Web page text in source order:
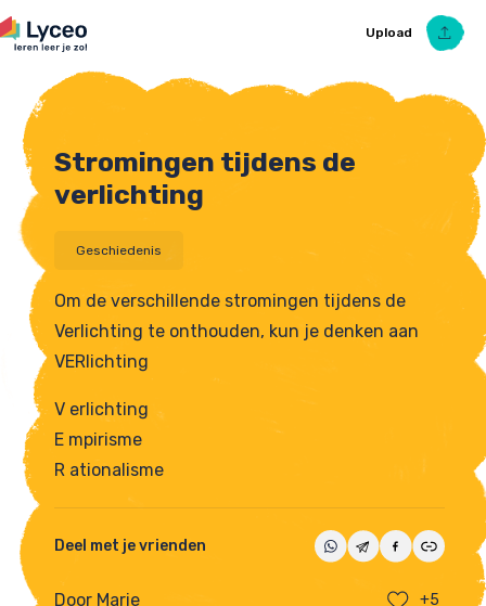
Upload
Upload Ezelsbruggetje
Stromingen tijdens de
verlichting
Geschiedenis
Om de verschillende stromingen tijdens de
Verlichting te onthouden, kun je denken aan
VERlichting
V erlichting
E mpirisme
R ationalisme
Deel met je vrienden
Door Marie +5